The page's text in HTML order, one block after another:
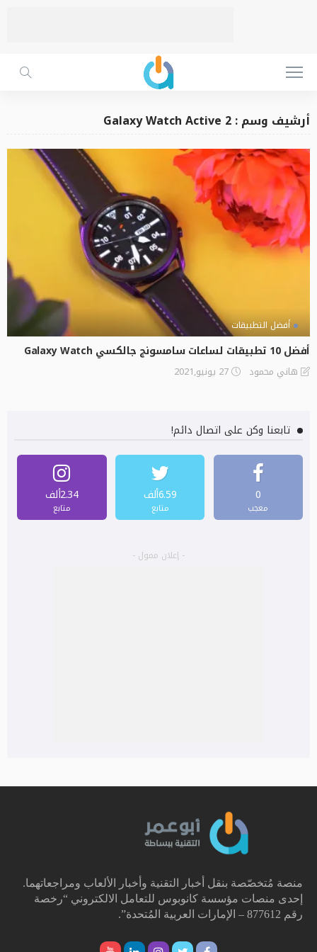
أرشيف وسم : Galaxy Watch Active 2
أفضل التطبيقات
أفضل 10 تطبيقات لساعات سامسونج جالكسي Galaxy Watch
هاني محمود 27 يونيو,2021
تابعنا وكن على اتصال دائم!
0
معجب
6.59ألف
متابع
2.34ألف
متابع
- إعلان ممول -
منصة مُتخصّصة بنقل أخبار التقنية وأخبار الألعاب ومراجعاتهما.
إحدى منصات مؤسسة كانوبوس للتعامل الالكتروني “رخصة
رقم 877612 – الإمارات العربية المُتحدة”.